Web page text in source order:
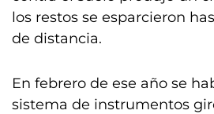
los restos se esparcieron
de distancia.
En febrero de ese año se
sistema de instrumentos